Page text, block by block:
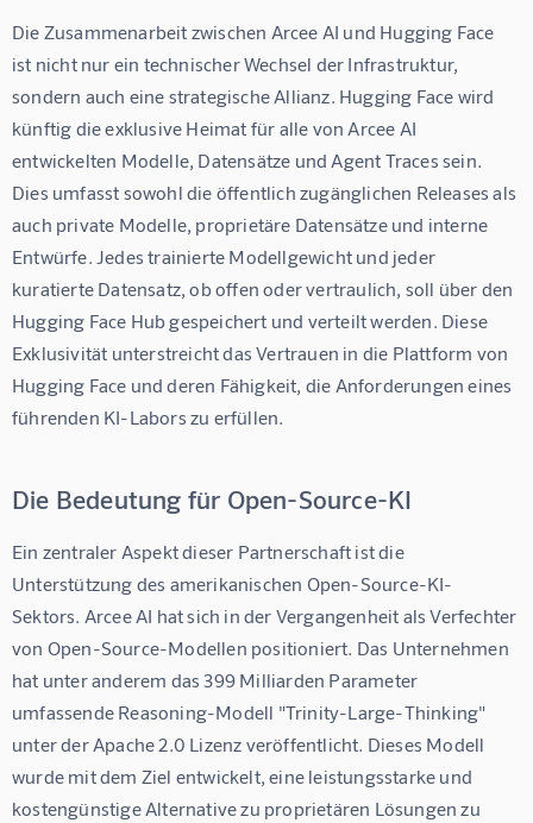
Die Zusammenarbeit zwischen Arcee AI und Hugging Face
ist nicht nur ein technischer Wechsel der Infrastruktur,
sondern auch eine strategische Allianz. Hugging Face wird
künftig die exklusive Heimat für alle von Arcee AI
entwickelten Modelle, Datensätze und Agent Traces sein.
Dies umfasst sowohl die öffentlich zugänglichen Releases als
auch private Modelle, proprietäre Datensätze und interne
Entwürfe. Jedes trainierte Modellgewicht und jeder
kuratierte Datensatz, ob offen oder vertraulich, soll über den
Hugging Face Hub gespeichert und verteilt werden. Diese
Exklusivität unterstreicht das Vertrauen in die Plattform von
Hugging Face und deren Fähigkeit, die Anforderungen eines
führenden KI-Labors zu erfüllen.
Die Bedeutung für Open-Source-KI
Ein zentraler Aspekt dieser Partnerschaft ist die
Unterstützung des amerikanischen Open-Source-KI-
Sektors. Arcee AI hat sich in der Vergangenheit als Verfechter
von Open-Source-Modellen positioniert. Das Unternehmen
hat unter anderem das 399 Milliarden Parameter
umfassende Reasoning-Modell "Trinity-Large-Thinking"
unter der Apache 2.0 Lizenz veröffentlicht. Dieses Modell
wurde mit dem Ziel entwickelt, eine leistungsstarke und
kostengünstige Alternative zu proprietären Lösungen zu